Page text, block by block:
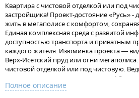
Квартира с чистовой отделкой или под
застройщика! Проект-достояние «Русь» -
жить в мегаполисе с комфортом,
Единая комплексная среда с развитой
доступностью транспорта и приватным
каждого жителя. Изюминка проекта —
Верх-Исетский пруд или огни
чистовой отделкой или под чистовую.
идеи в интерьере - это так здорово!
без отделки, стяжка на полу под
Полное описание